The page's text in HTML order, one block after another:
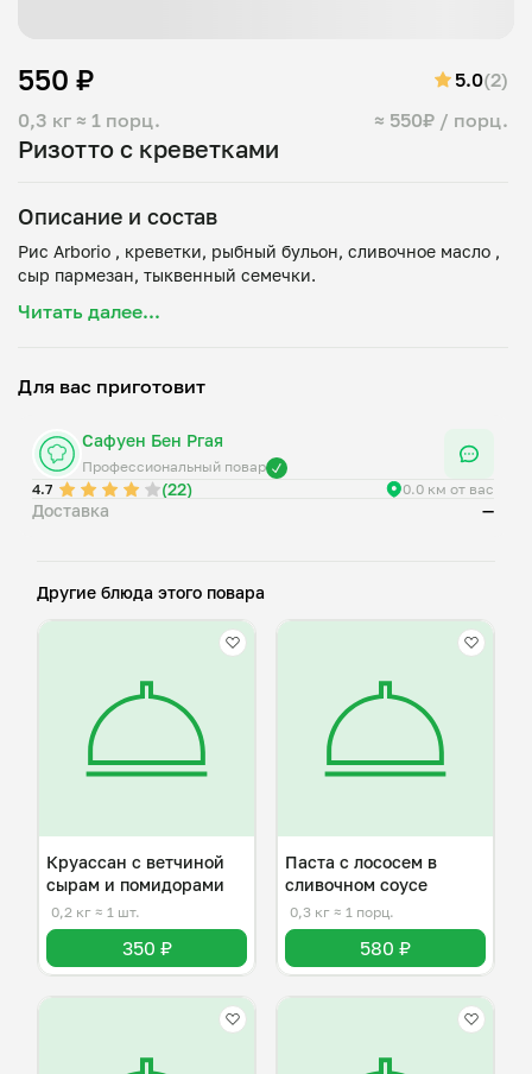
Ризотто с креветками
0,3 кг ≈ 1 порц. ≈ 550₽ / порц.
550 ₽ 5.0(2)
Описание и состав
Рис Arborio , креветки, рыбный бульон, сливочное масло ,
Читать далее...
Для вас приготовит
Сафуен Бен Ргая
Профессиональный повар
4.7
(22) 0.0 км от вас
Доставка —
Другие блюда этого повара
Круассан с ветчиной
сырам и помидорами
0,2 кг ≈ 1 шт.
350 ₽
Паста с лососем в
сливочном соусе
0,3 кг ≈ 1 порц.
580 ₽